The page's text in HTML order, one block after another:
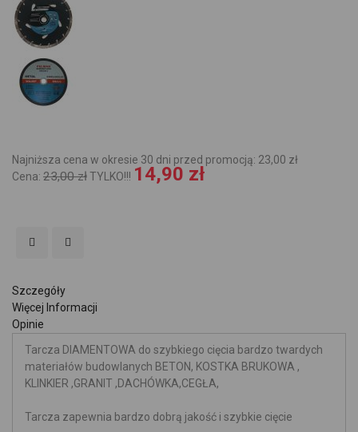
Najniższa cena w okresie 30 dni przed promocją: 23,00 zł
Cena: 23,00 złTYLKO!!! 14,90 zł
Szczegóły
Więcej Informacji
Opinie
Tarcza DIAMENTOWA do szybkiego cięcia bardzo twardych
materiałów budowlanych BETON, KOSTKA BRUKOWA ,
KLINKIER ,GRANIT ,DACHÓWKA,CEGŁA,
Tarcza zapewnia bardzo dobrą jakość i szybkie cięcie